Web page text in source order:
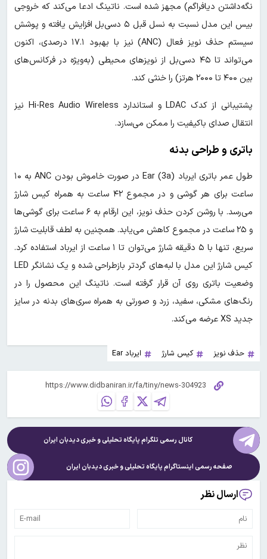
نگه‌داشتن دیافراگم) مجهز شده است. ناتینگ ادعا می‌کند که خروجی
بیس این مدل نسبت به نسل قبل ۵ دسی‌بل افزایش یافته و پوشش
سیستم حذف نویز فعال (ANC) نیز با بهبود ۱۷.۱ درصدی، اکنون
می‌تواند تا ۴۵ دسی‌بل از نویزهای محیطی (به‌ویژه در فرکانس‌های
بین ۴۰۰ تا ۲۰۰۰ هرتز) را خنثی کند.
پشتیبانی از کدک LDAC و استاندارد Hi-Res Audio Wireless نیز
انتقال صدای باکیفیت را ممکن می‌سازد.
باتری و طراحی بدنه
طول عمر باتری ایرباد Ear (3a) در صورت خاموش بودن ANC به ۱۰
ساعت برای هر گوشی و در مجموع ۴۲ ساعت به همراه کیس شارژ
می‌رسد. با روشن کردن حذف نویز، این ارقام به ۶ ساعت برای گوشی‌ها
و ۲۵ ساعت در مجموع کاهش می‌یابد. همچنین به لطف قابلیت شارژ
سریع، تنها با ۵ دقیقه شارژ می‌توان تا ۱ ساعت از ایرباد استفاده کرد.
کیس شارژ این مدل با لبه‌های گردتر بازطراحی شده و یک نشانگر LED
وضعیت باتری روی آن قرار گرفته است. ناتینگ این محصول را در
رنگ‌های مشکی، سفید، زرد و صورتی به همراه سری‌های بدنه در سایز
جدید XS عرضه می‌کند.
حذف نویز کیس شارژ ایرباد Ear
کانال رسمی تلگرام پایگاه تحلیلی و خبریدیدبان ایران
صفحه رسمی اینستاگرام پایگاه تحلیلی و خبریدیدبان ایران
ارسال نظر